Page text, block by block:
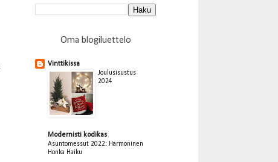
Oma blogiluettelo
Vinttikissa
Joulusisustus
2024
Modernisti kodikas
Asuntomessut 2022: Harmoninen
Honka Haiku